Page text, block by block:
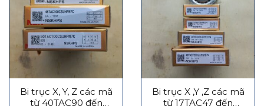
Bi trục X, Y, Z các mã
từ 40TAC90 đến
Bi trục X ,Y ,Z các mã
từ 17TAC47 đến